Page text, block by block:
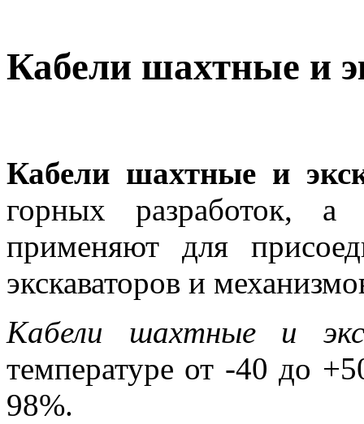
Кабели шахтные и
Кабели шахтные и
горных разработок,
применяют для
экскаваторов и
Кабели шахтные и
температуре от -40 до
98%.